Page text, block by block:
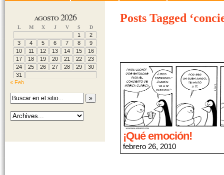
agosto 2026
L M X J V S D
1
2
3
4 5 6 7 8
9
10
11 12 13 14 15
16
17
18 19 20 21 22
23
24
25 26 27 28 29
30
31
« Feb
Posts Tagged
¡Qué emoción!
febrero 26, 2010